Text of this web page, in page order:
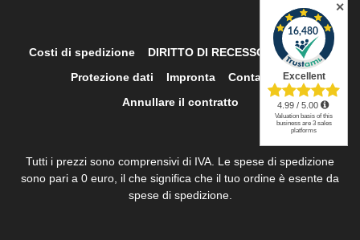
Costi di spedizione DIRITTO DI RECESSO
Ritorno
Protezione dati
Impronta
Contatto
Annullare il contratto
Tutti i prezzi sono comprensivi di IVA. Le spese di spedizione
sono pari a 0 euro, il che significa che il tuo ordine è esente da
spese di spedizione.
✕